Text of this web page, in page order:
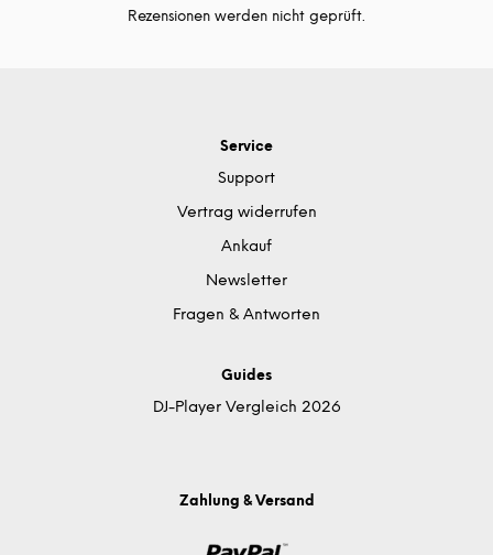
Rezensionen werden nicht geprüft.
Service
Support
Vertrag widerrufen
Ankauf
Newsletter
Fragen & Antworten
Guides
DJ-Player Vergleich 2026
Zahlung & Versand